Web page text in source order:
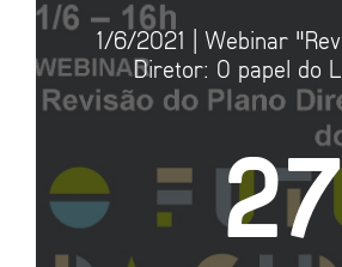
1/6/2021 | Webinar
Diretor: O papel do